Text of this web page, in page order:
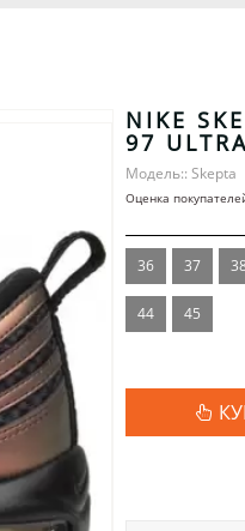
NIKE
97
Модель:: Skepta
Оценка
36 37
44 45